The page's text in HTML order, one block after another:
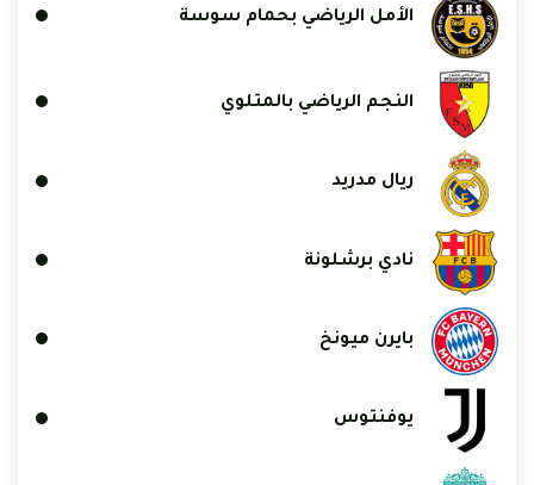
الأمل الرياضي بحمام سوسة
النجم الرياضي بالمتلوي
ريال مدريد
نادي برشلونة
بايرن ميونخ
يوفنتوس